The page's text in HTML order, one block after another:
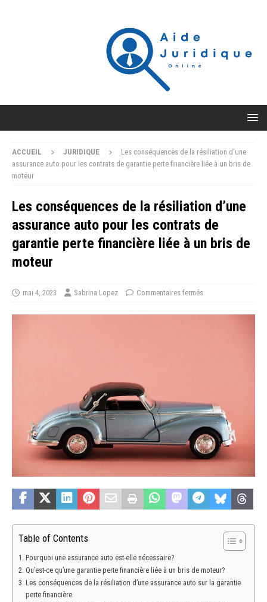
ACCUEIL JURIDIQUE
Les conséquences de la résiliation d’une
assurance auto pour les contrats de garantie perte financière liée à un bris de
moteur
Les conséquences de la résiliation d’une
assurance auto pour les contrats de
garantie perte financière liée à un bris de
moteur
mai 4, 2023 Sabrina Lopez Commentaires fermés
Table of Contents
Pourquoi une assurance auto est-elle nécessaire?
Qu’est-ce qu’une garantie perte financière liée à un bris de moteur?
Les conséquences de la résiliation d’une assurance auto sur la garantie
perte financière